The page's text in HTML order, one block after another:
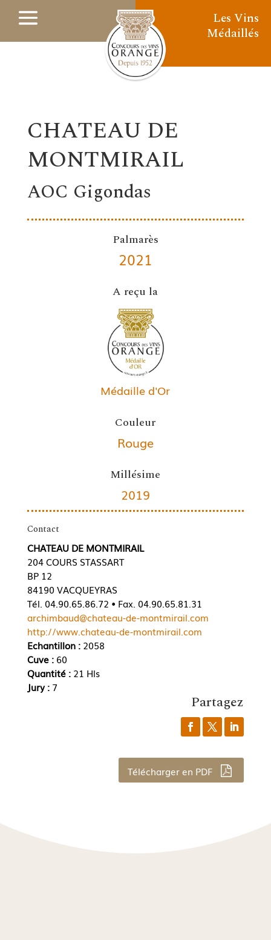
Les Vins
Médaillés
CHATEAU DE
MONTMIRAIL
AOC Gigondas
Palmarès
2021
A reçu la
Médaille d'Or
Couleur
Rouge
Millésime
2019
Contact
CHATEAU DE MONTMIRAIL
204 COURS STASSART
BP 12
84190 VACQUEYRAS
Tél. 04.90.65.86.72 • Fax. 04.90.65.81.31
archimbaud@chateau-de-montmirail.com
http://www.chateau-de-montmirail.com
Echantillon :2058
Cuve : 60
Quantité : 21 Hls
Jury : 7
Partagez
Télécharger en PDF